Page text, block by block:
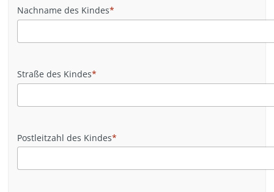
Nachname des Kindes*
Straße des Kindes*
Postleitzahl des Kindes*